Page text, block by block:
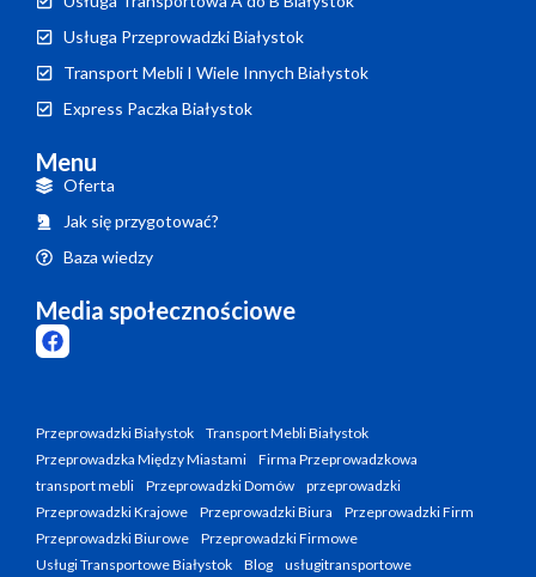
Usługa Przeprowadzki Białystok
Transport Mebli I Wiele Innych Białystok
Express Paczka Białystok
Menu
Oferta
Jak się przygotować?
Baza wiedzy
Media społecznościowe
Przeprowadzki Białystok
Transport Mebli Białystok
Przeprowadzka Między Miastami
Firma Przeprowadzkowa
transport mebli
Przeprowadzki Domów
przeprowadzki
Przeprowadzki Krajowe
Przeprowadzki Biura
Przeprowadzki Firm
Przeprowadzki Biurowe
Przeprowadzki Firmowe
Usługi Transportowe Białystok
Blog usługitransportowe